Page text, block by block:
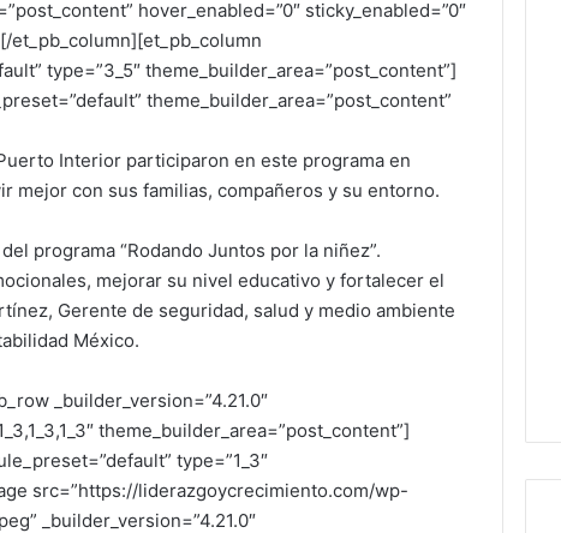
hover_enabled=”0″ sticky_enabled=”0″
et_pb_column][et_pb_column
type=”3_5″ theme_builder_area=”post_content”]
theme_builder_area=”post_content”
Interior participaron en este programa en
mejor con sus familias, compañeros y su entorno.
programa “Rodando Juntos por la niñez”.
mejorar su nivel educativo y fortalecer el
Gerente de seguridad, salud y medio ambiente
México.
_builder_version=”4.21.0″
theme_builder_area=”post_content”]
type=”1_3″
src=”https://liderazgoycrecimiento.com/wp-
_builder_version=”4.21.0″